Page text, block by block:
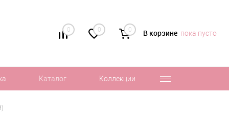
0 0 0 В корзине пока пусто
Каталог Коллекции